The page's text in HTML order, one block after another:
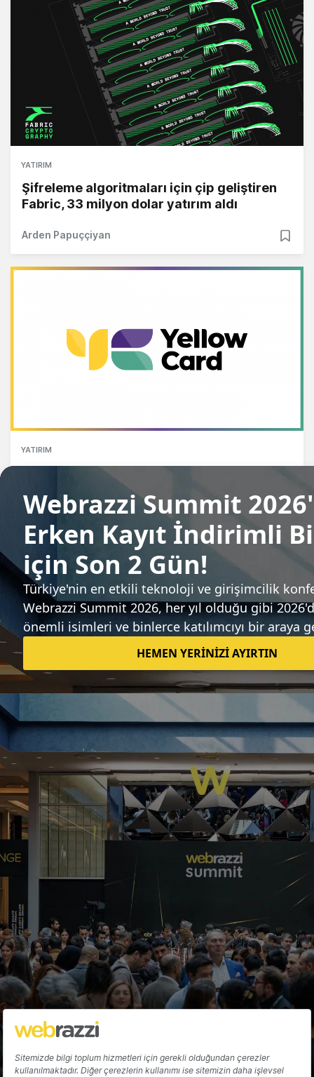
YATIRIM
Şifreleme algoritmaları için çip geliştiren
Fabric, 33 milyon dolar yatırım aldı
Arden Papuççiyan
YATIRIM
Kripto platformu Yellow Card, 33 milyon
dolar yatırım aldı
Sıradaki haber
BTK, bağlantılı araçların akıllı servisleri
kullanmasına izin verecek